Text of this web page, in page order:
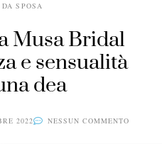
SPOSA
Musa Bridal
e sensualità
dea
2022 NESSUN COMMENTO